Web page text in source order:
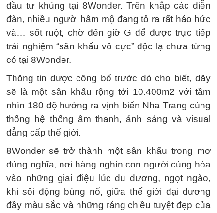
đầu tư khủng tại 8Wonder. Trên khắp các diễn
đàn, nhiều người hâm mộ đang tỏ ra rất háo hức
và… sốt ruột, chờ đến giờ G để được trực tiếp
trải nghiệm “sân khấu vô cực” độc lạ chưa từng
có tại 8Wonder.
Thông tin được công bố trước đó cho biết, đây
sẽ là một sân khấu rộng tới 10.400m2 với tầm
nhìn 180 độ hướng ra vịnh biển Nha Trang cùng
thống hệ thống âm thanh, ánh sáng và visual
đẳng cấp thế giới.
8Wonder sẽ trở thành một sân khấu trong mơ
đúng nghĩa, nơi hàng nghìn con người cùng hòa
vào những giai điệu lúc du dương, ngọt ngào,
khi sôi động bùng nổ, giữa thế giới đại dương
đầy màu sắc và những ráng chiều tuyệt đẹp của